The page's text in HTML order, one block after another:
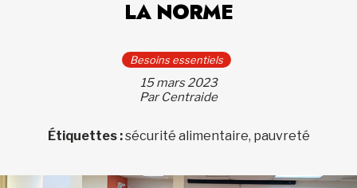
LA NORME
Besoins essentiels
15 mars 2023
Par Centraide
Étiquettes :sécurité alimentaire, pauvreté